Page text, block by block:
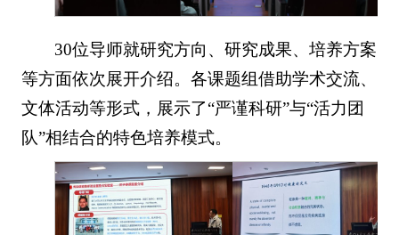
30位导师就研究方向、研究成果、培养方案
等方面依次展开介绍。各课题组借助学术交流、
文体活动等形式，展示了“严谨科研”与“活力团
队”相结合的特色培养模式。